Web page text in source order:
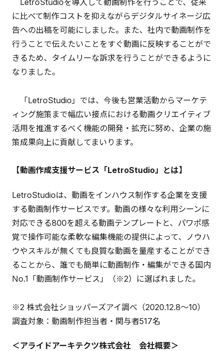
に比べて制作コストを抑えながらデジタルサイネージ広
告への出稿を可能にしました。また、社内で動画制作を
行うことで伝えたいことをすぐ動画に反映することがで
きるため、タイムリーな訴求を行うことができるように
なりました。
「LetroStudio」では、今後も営業活動からマーケテ
ィング施策まで幅広い接点における動画クリエイティブ
活用を推進するべく機能の開発・拡充に努め、企業の施
策成果向上に貢献してまいります。
【動画作成支援サービス「LetroStudio」とは】
LetroStudioは、動画をインハウス制作する企業を支援
する動画制作サービスです。動画の様々な利用シーンに
対応できる800を超える動画テンプレートと、パワポ感
覚で操作可能な柔軟な編集機能の提供によって、ノウハ
ウやスキルが無くても良質な動画を量産することができ
ることから、誰でも簡単に動画制作・編集ができる国内
No.1「動画制作サービス」（※2）に選ばれました。
※2 株式会社ショッパーズアイ調べ（2020.12.8〜10）
調査対象：動画制作担当者・関与者517名
＜アライドアーキテクツ株式会社 会社概要＞